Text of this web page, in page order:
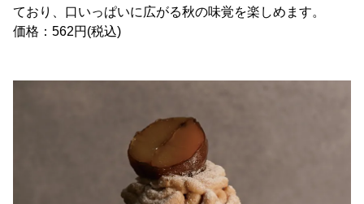
ており、口いっぱいに広がる秋の味覚を楽しめます。
価格：562円(税込)